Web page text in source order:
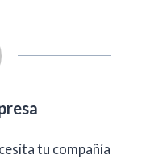
tu compañía